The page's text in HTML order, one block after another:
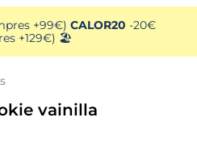
+99€) CALOR20 -20€
+129€) 🏖️
vainilla